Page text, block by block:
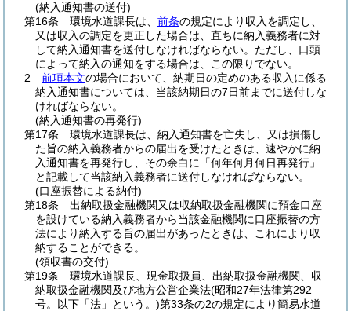
(納入通知書の送付)
第16条
環境水道課長は、 前条の規定により収入を調定し、
又は収入の調定を更正した場合は、直ちに納入義務者に対
して納入通知書を送付しなければならない。 ただし、口頭
によって納入の通知をする場合は、この限りでない。
2
前項本文の場合において、納期日の定めのある収入に係る
納入通知書については、当該納期日の7日前までに送付しな
ければならない。
(納入通知書の再発行)
第17条
環境水道課長は、納入通知書を亡失し、又は損傷し
た旨の納入義務者からの届出を受けたときは、速やかに納
入通知書を再発行し、その余白に「何年何月何日再発行」
と記載して当該納入義務者に送付しなければならない。
(口座振替による納付)
第18条
出納取扱金融機関又は収納取扱金融機関に預金口座
を設けている納入義務者から当該金融機関に口座振替の方
法により納入する旨の届出があったときは、これにより収
納することができる。
(領収書の交付)
第19条
環境水道課長、現金取扱員、出納取扱金融機関、収
納取扱金融機関及び地方公営企業法(昭和27年法律第292
号。以下「法」という。)第33条の2の規定により簡易水道